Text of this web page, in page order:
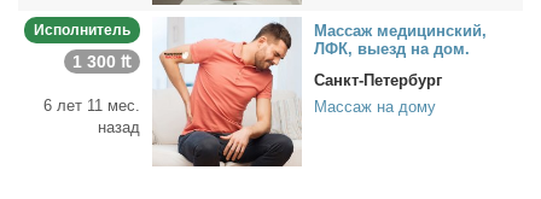
Исполнитель
1 300 ₶
6 лет 11 мес.
назад
Мас­саж ме­ди­цин­ский,
ЛФК, вы­езд на дом.
Санкт-Петербург
Массаж на дому